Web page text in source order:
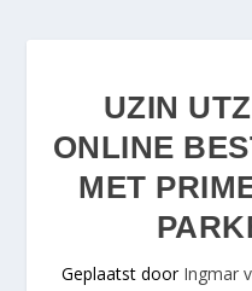
UZIN
ONLINE
MET
Geplaatst door Ingmar